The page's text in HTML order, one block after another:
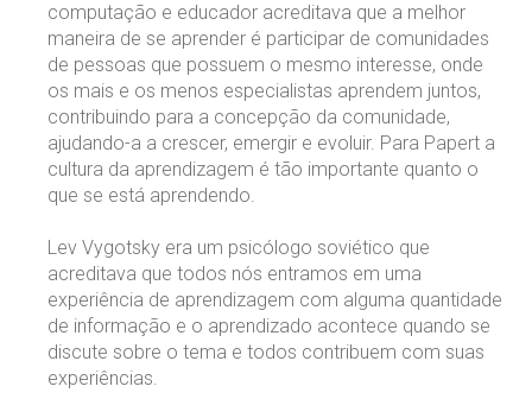
computação e educador acreditava que a melhor
maneira de se aprender é participar de comunidades
de pessoas que possuem o mesmo interesse, onde
os mais e os menos especialistas aprendem juntos,
contribuindo para a concepção da comunidade,
ajudando-a a crescer, emergir e evoluir. Para Papert a
cultura da aprendizagem é tão importante quanto o
que se está aprendendo.
Lev Vygotsky era um psicólogo soviético que
acreditava que todos nós entramos em uma
experiência de aprendizagem com alguma quantidade
de informação e o aprendizado acontece quando se
discute sobre o tema e todos contribuem com suas
experiências.